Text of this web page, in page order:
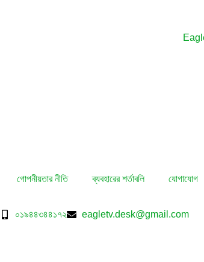
গোপনীয়তার নীতি ব্যবহারের শর্তাবলি যোগাযোগ
০১৯৪৪৩৪৪১৭২ eagletv.desk@gmail.com